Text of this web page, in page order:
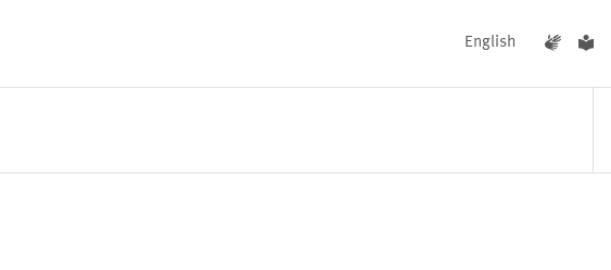
English